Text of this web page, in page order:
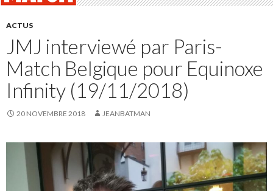
ACTUS
JMJ interviewé par Paris-
Match Belgique pour Equinoxe
Infinity (19/11/2018)
20 NOVEMBRE 2018 JEANBATMAN